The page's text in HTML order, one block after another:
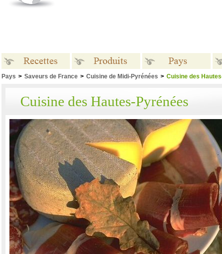
Pays > Saveurs de France > Cuisine de Midi-Pyrénées > Cuisine des
Cuisine des Hautes-Pyrénées